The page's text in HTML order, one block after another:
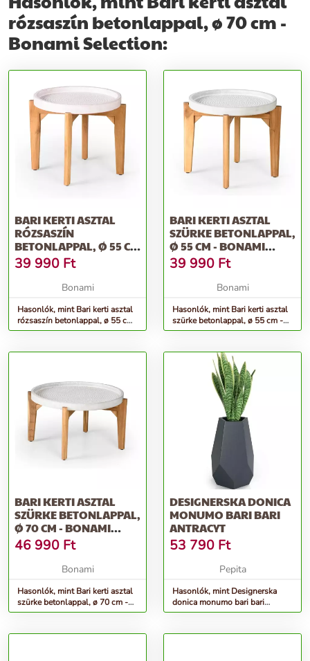
rózsaszín betonlappal, ø 70 cm -
Bonami Selection:
BARI KERTI ASZTAL
RÓZSASZÍN
BETONLAPPAL, Ø 55 CM
- BONAMI SELECTION
39 990 Ft
Bonami
Hasonlók, mint Bari kerti asztal
rózsaszín betonlappal, ø 55 cm
- Bonami Selection
BARI KERTI ASZTAL
SZÜRKE BETONLAPPAL,
Ø 55 CM - BONAMI
SELECTION
39 990 Ft
Bonami
Hasonlók, mint Bari kerti asztal
szürke betonlappal, ø 55 cm -
Bonami Selection
BARI KERTI ASZTAL
SZÜRKE BETONLAPPAL,
Ø 70 CM - BONAMI
SELECTION
46 990 Ft
Bonami
Hasonlók, mint Bari kerti asztal
szürke betonlappal, ø 70 cm -
Bonami Selection
DESIGNERSKA DONICA
MONUMO BARI BARI
ANTRACYT
53 790 Ft
Pepita
Hasonlók, mint Designerska
donica monumo bari bari
antracyt